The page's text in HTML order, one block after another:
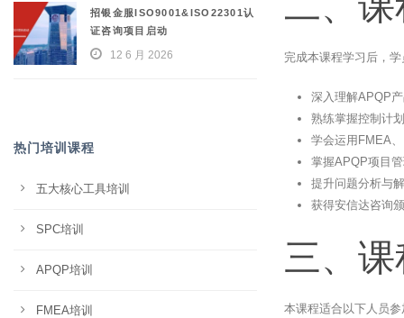
完成本课程学习后，
深入理解APQP
熟练掌握控制计
学会运用FMEA
掌握APQP项目
提升问题分析与
获得安信达咨询
三、
本课程适合以下人员参
招银金服ISO9001&ISO22301认
证咨询项目启动
12 6 月 2026
热门培训课程
五大核心工具培训
SPC培训
APQP培训
FMEA培训